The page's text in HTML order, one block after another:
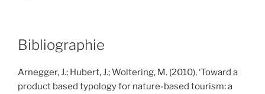
Bibliographie
Arnegger, J.; Hubert, J.; Woltering, M. (2010), ‘Toward a
product based typology for nature-based tourism: a